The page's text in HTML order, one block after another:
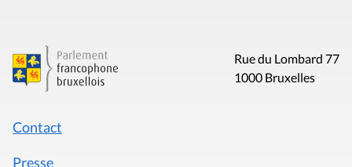
Rue du Lombard 77
1000 Bruxelles
Contact
Presse